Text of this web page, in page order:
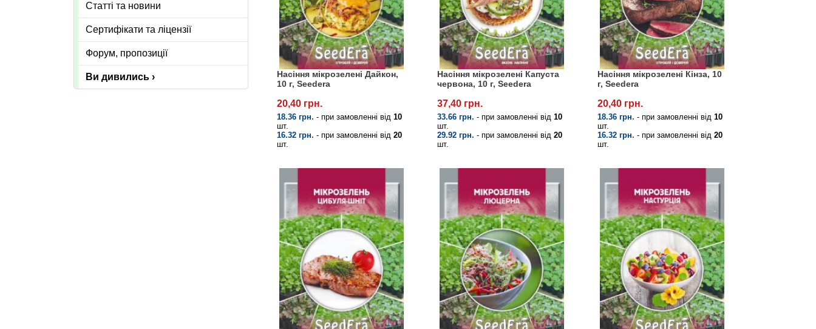
Насіння мікрозелені Дайкон,
10 г, Seedera
20,40 грн.
18.36 грн. - при замовленні від 10
шт.
16.32 грн. - при замовленні від 20
шт.
Насіння мікрозелені Капуста
червона, 10 г, Seedera
37,40 грн.
33.66 грн. - при замовленні від 10
шт.
29.92 грн. - при замовленні від 20
шт.
Насіння мікрозелені Кінза, 10
г, Seedera
20,40 грн.
18.36 грн. - при замовленні від 10
шт.
16.32 грн. - при замовленні від 20
шт.
Статті та новини
Сертифікати та ліцензії
Форум, пропозиції
Ви дивились ›